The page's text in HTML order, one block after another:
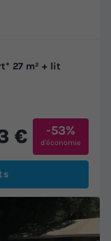
27 m² + lit
€ -53%
d'économie